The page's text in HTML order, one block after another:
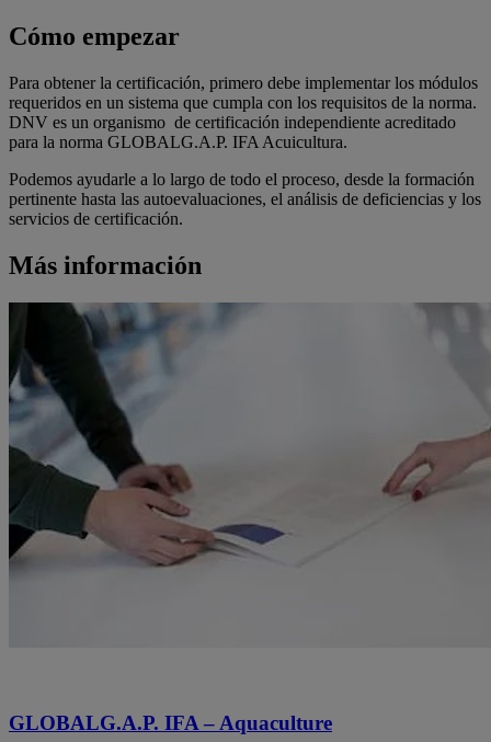
Cómo empezar
Para obtener la certificación, primero debe implementar los módulos
requeridos en un sistema que cumpla con los requisitos de la norma.
DNV es un organismo de certificación independiente acreditado
para la norma GLOBALG.A.P. IFA Acuicultura.
Podemos ayudarle a lo largo de todo el proceso, desde la formación
pertinente hasta las autoevaluaciones, el análisis de deficiencias y los
servicios de certificación.
Más información
GLOBALG.A.P. IFA – Aquaculture